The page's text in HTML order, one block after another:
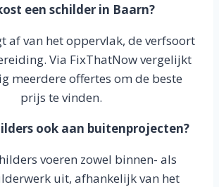
een schilder in Baarn?
af van het oppervlak, de verfsoort
Via FixThatNow vergelijkt
meerdere offertes om de beste
prijs te vinden.
ook aan buitenprojecten?
voeren zowel binnen- als
uit, afhankelijk van het